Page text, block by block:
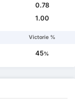
0.78
1.00
Victorie %
45%